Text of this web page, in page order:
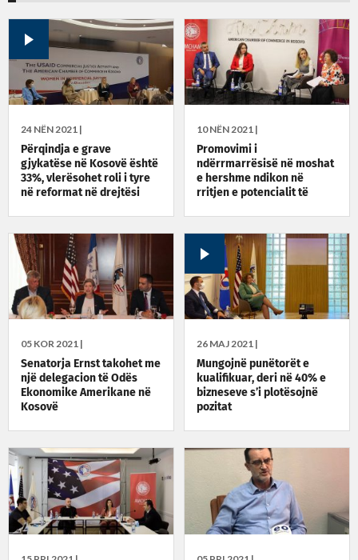
24 NËN 2021 |
Përqindja e grave
gjykatëse në Kosovë është
33%, vlerësohet roli i tyre
në reformat në drejtësi
10 NËN 2021 |
Promovimi i
ndërrmarrësisë në moshat
e hershme ndikon në
rritjen e potencialit të
05 KOR 2021 |
Senatorja Ernst takohet me
një delegacion të Odës
Ekonomike Amerikane në
Kosovë
26 MAJ 2021 |
Mungojnë punëtorët e
kualifikuar, deri në 40% e
bizneseve s’i plotësojnë
pozitat